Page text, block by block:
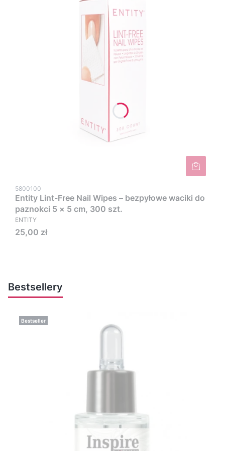
5800100
Entity Lint-Free Nail Wipes – bezpyłowe waciki do
paznokci 5 × 5 cm, 300 szt.
ENTITY
Cena
25,00 zł
Bestsellery
Bestseller